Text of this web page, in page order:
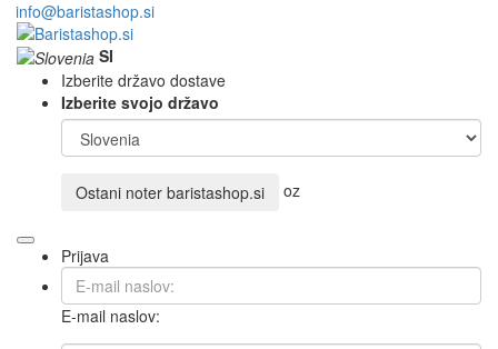
info@baristashop.si
SI
Izberite državo dostave
Izberite svojo državo
Ostani noter baristashop.si oz
Prijava
E-mail naslov: